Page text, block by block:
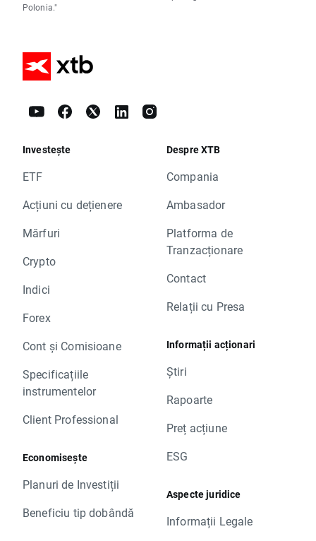
Polonia."
Investește
ETF
Acțiuni cu dețienere
Mărfuri
Crypto
Indici
Forex
Cont și Comisioane
Specificațiile
instrumentelor
Client Professional
Economisește
Planuri de Investiții
Beneficiu tip dobândă
Despre XTB
Compania
Ambasador
Platforma de
Tranzacționare
Contact
Relații cu Presa
Informații acționari
Știri
Rapoarte
Preț acțiune
ESG
Aspecte juridice
Informații Legale